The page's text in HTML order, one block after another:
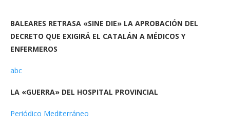
BALEARES RETRASA «SINE DIE» LA APROBACIÓN DEL
DECRETO QUE EXIGIRÁ EL CATALÁN A MÉDICOS Y
ENFERMEROS
abc
LA «GUERRA» DEL HOSPITAL PROVINCIAL
Periódico Mediterráneo